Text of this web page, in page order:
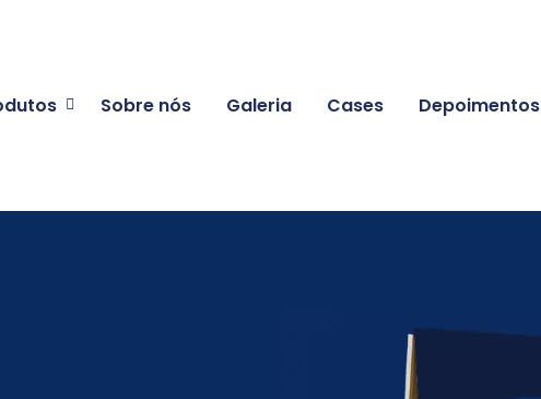
Sobre nós Galeria Cases Depoimentos